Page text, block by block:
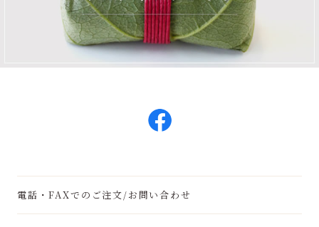
電話・FAXでのご注文/お問い合わせ